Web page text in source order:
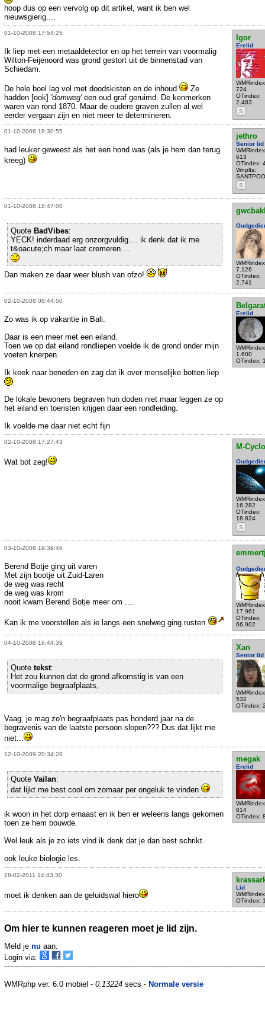
hoop dus op een vervolg op dit artikel, want ik ben wel
nieuwsgierig....
01-10-2008 17:54:25
Igor
Erelid
724
OTindex:
2.483
S
Ik liep met een metaaldetector en op het terrein van voormalig
Wilton-Feijenoord was grond gestort uit de binnenstad van
Schiedam.
De hele boel lag vol met doodskisten en de inhoud
Ze
hadden [ook] 'domweg'een oud graf geruimd. De kenmerken
waren van rond 1870. Maar de oudere graven zullen al wel
eerder vergaan zijn en niet meer te determineren.
01-10-2008 18:30:55
jethro
Senior lid
613
OTindex:
Wnplts:
S
had leuker geweest als het een hond was (als je hem dan terug
kreeg)
01-10-2008 18:47:00
7.126
OTindex:
2.741
Quote BadVibes:
YECK! inderdaad erg onzorgvuldig.... ik denk dat ik me
t&oacute;ch maar laat cremeren....
Dan maken ze daar weer blush van ofzo!
02-10-2008 08:44:50
Erelid
1.600
OTindex:
Zo was ik op vakantie in Bali.
Daar is een meer met een eiland.
Toen we op dat eiland rondliepen voelde ik de grond onder mijn
voeten knerpen.
Ik keek naar beneden en zag dat ik over menselijke botten liep
De lokale bewoners begraven hun doden niet maar leggen ze op
het eiland en toeristen krijgen daar een rondleiding.
Ik voelde me daar niet echt fijn
02-10-2008 17:27:43
M-
16.282
OTindex:
18.824
S
Wat bot zeg!
03-10-2008 19:39:46
17.961
OTindex:
66.902
Berend Botje ging uit varen
Met zijn bootje uit Zuid-Laren
de weg was recht
de weg was krom
nooit kwam Berend Botje meer om ....
Kan ik me voorstellen als ie langs een snelweg ging rusten
04-10-2008 16:44:39
Xan
Senior lid
532
OTindex:
Quote tekst:
Het zou kunnen dat de grond afkomstig is van een
voormalige begraafplaats,
Vaag, je mag zo'n begraafplaats pas honderd jaar na de
begravenis van de laatste persoon slopen??? Dus dat lijkt me
niet...
12-10-2009 20:34:28
megak
Erelid
814
OTindex:
Quote Vailan:
dat lijkt me best cool om zomaar per ongeluk te vinden
ik woon in het dorp ernaast en ik ben er weleens langs gekomen
toen ze hem bouwde.
Wel leuk als je zo iets vind ik denk dat je dan best schrikt.
ook leuke biologie les.
28-02-2011 14:43:30
Lid
OTindex:
moet ik denken aan de geluidswal hiero
Om hier te kunnen reageren moet je lid zijn.
Meld je nu aan.
Login via:
WMRphp ver. 6.0 mobiel - 0.13224 secs - Normale versie